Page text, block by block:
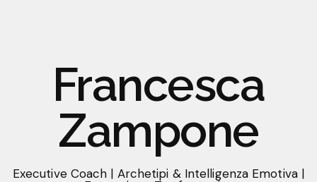
Francesca
Zampone
Executive Coach | Archetipi & Intelligenza Emotiva |